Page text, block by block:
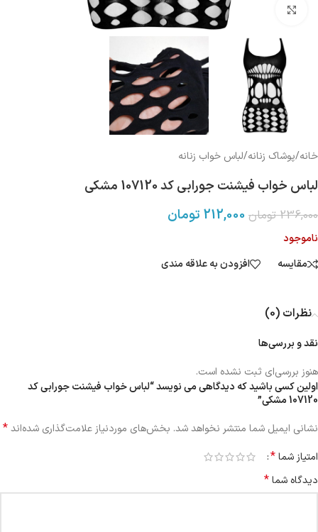
بزرگنمایی تصویر
خانه/پوشاک زنانه/لباس خواب زنانه
لباس خواب فیشنت جورابی کد 107120 مشکی
236,000 تومان 212,000 تومان
ناموجود
مقایسه
افزودن به علاقه مندی
نظرات (0)
نقد و بررسی‌ها
هنوز بررسی‌ای ثبت نشده است.
اولین کسی باشید که دیدگاهی می نویسد “لباس خواب فیشنت جورابی کد
107120 مشکی”
نشانی ایمیل شما منتشر نخواهد شد. بخش‌های موردنیاز علامت‌گذاری شده‌اند*
امتیاز شما*
دیدگاه شما*